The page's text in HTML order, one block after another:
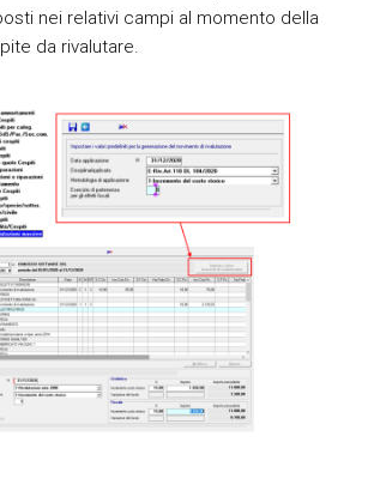
nei relativi campi al momento della
da rivalutare.